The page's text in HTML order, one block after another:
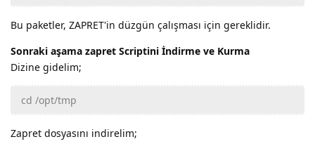
Bu paketler, ZAPRET'in düzgün çalışması için gereklidir.
Sonraki aşama zapret Scriptini İndirme ve Kurma
Dizine gidelim;
cd /opt/tmp
Zapret dosyasını indirelim;